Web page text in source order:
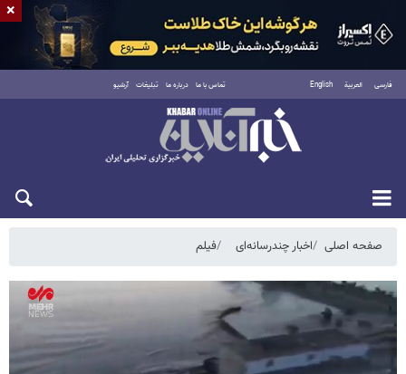
فارسی العربية English تماس با ما درباره ما تبلیغات آرشیو
شنبه ۱۷ مرداد ۱۴۰۵
صفحه اصلی اخبار چندرسانه‌ای فیلم
×